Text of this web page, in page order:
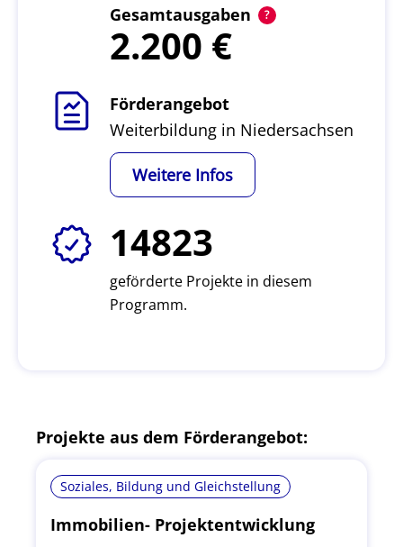
Gesamtausgaben
2.200
Förderangebot
Weiterbildung in Niedersachsen
Weitere Infos
14823
geförderte Projekte in diesem
Programm.
Projekte aus dem Förderangebot:
Soziales, Bildung und Gleichstellung
Immobilien- Projektentwicklung